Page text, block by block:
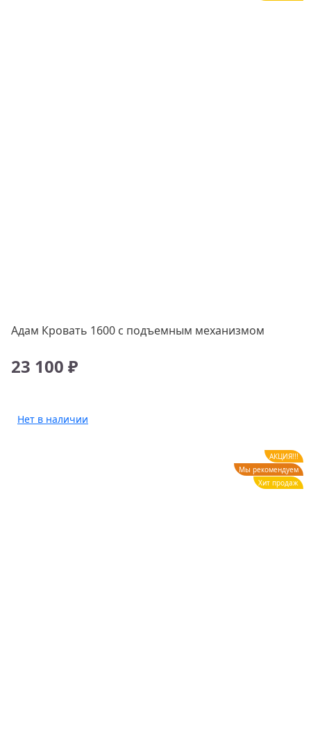
Адам Кровать 1600 с подъемным механизмом
23 100 ₽
Нет в наличии
АКЦИЯ!!!
Мы рекомендуем
Хит продаж